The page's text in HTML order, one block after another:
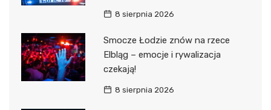
8 sierpnia 2026
Smocze Łodzie znów na rzece
Elbląg – emocje i rywalizacja
czekają!
8 sierpnia 2026